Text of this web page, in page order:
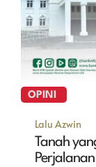
OPINI
Lalu Azwin
Tanah